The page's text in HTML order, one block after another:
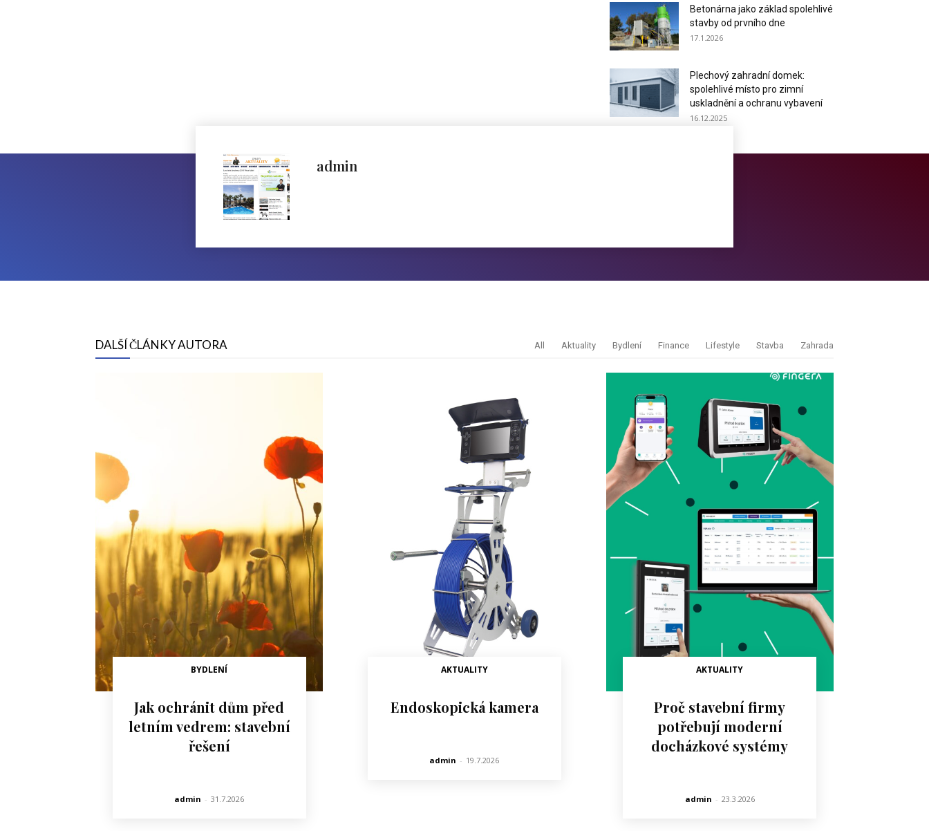
Betonárna jako základ spolehlivé
stavby od prvního dne
17.1.2026
Plechový zahradní domek:
spolehlivé místo pro zimní
uskladnění a ochranu vybavení
16.12.2025
admin
DALŠÍ ČLÁNKY AUTORA All Aktuality Bydlení Finance Lifestyle Stavba Zahrada
BYDLENÍ
Jak ochránit dům před
letním vedrem: stavební
řešení
admin - 31.7.2026
AKTUALITY
Endoskopická kamera
admin - 19.7.2026
AKTUALITY
Proč stavební firmy
potřebují moderní
docházkové systémy
admin - 23.3.2026